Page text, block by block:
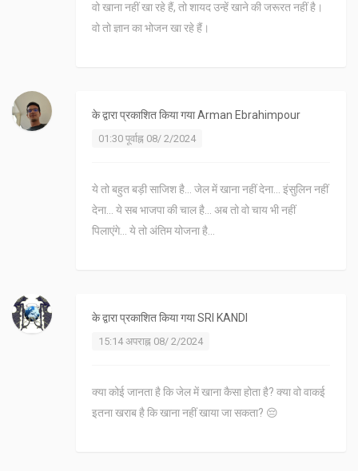
वो खाना नहीं खा रहे हैं, तो शायद उन्हें खाने की जरूरत नहीं है।
वो तो ज्ञान का भोजन खा रहे हैं।
के द्वारा प्रकाशित किया गयाArman Ebrahimpour
01:30 पूर्वाह्न 08/ 2/2024
ये तो बहुत बड़ी साजिश है... जेल में खाना नहीं देना... इंसुलिन नहीं
देना... ये सब भाजपा की चाल है... अब तो वो चाय भी नहीं
पिलाएंगे... ये तो अंतिम योजना है...
के द्वारा प्रकाशित किया गयाSRI KANDI
15:14 अपराह्न 08/ 2/2024
क्या कोई जानता है कि जेल में खाना कैसा होता है? क्या वो वाकई
इतना खराब है कि खाना नहीं खाया जा सकता? 😔